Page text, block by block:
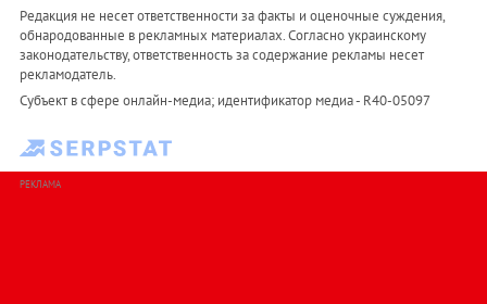
Редакция не несет ответственности за факты и оценочные суждения,
обнародованные в рекламных материалах. Согласно украинскому
законодательству, ответственность за содержание рекламы несет
рекламодатель.
Субъект в сфере онлайн-медиа; идентификатор медиа - R40-05097
РЕКЛАМА